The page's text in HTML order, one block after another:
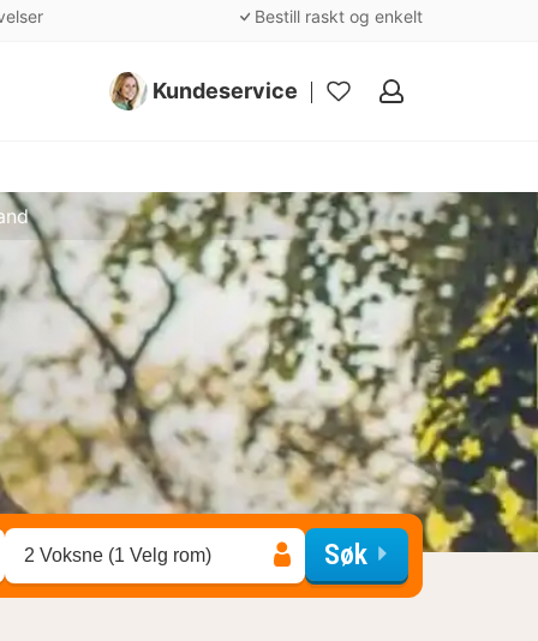
Bestill raskt og enkelt
Kundeservice
Mine
2 Voksne (1 Velg rom) Søk